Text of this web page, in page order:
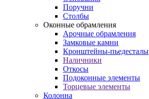
Поручни
Столбы
Оконные обрамления
Арочные обрамления
Замковые камни
Кронштейны-пьедесталы
Наличники
Откосы
Подоконные элементы
Торцевые элементы
Колонна